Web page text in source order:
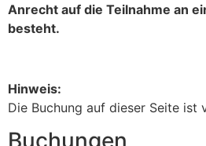
Anrecht auf die Teilnahme an
besteht.
Hinweis:
Die Buchung auf dieser Seite ist
Buchungen